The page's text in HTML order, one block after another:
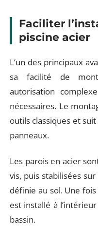
Faciliter
piscine acier
L’un des principaux
sa facilité de
autorisation
nécessaires. Le
outils classiques et
panneaux.
Les parois en acier
vis, puis stabilisées
définie au sol. Une
est installé à
bassin.